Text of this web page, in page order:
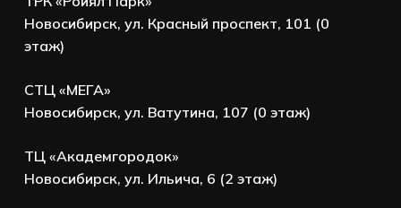
Новосибирск, ул. Красный проспект, 101 (0
этаж)
СТЦ «МЕГА»
Новосибирск, ул. Ватутина, 107 (0 этаж)
ТЦ «Академгородок»
Новосибирск, ул. Ильича, 6 (2 этаж)